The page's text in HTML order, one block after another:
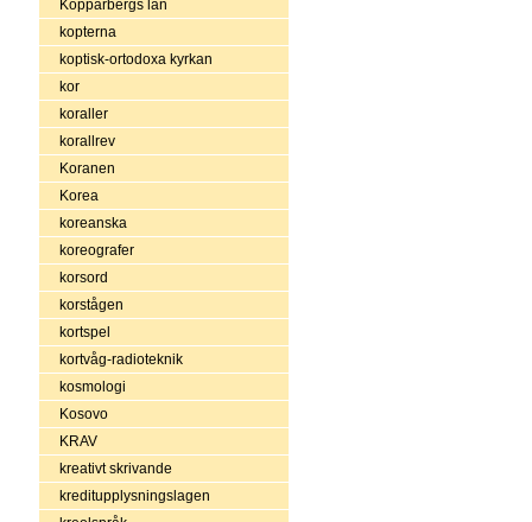
Kopparbergs län
kopterna
koptisk-ortodoxa kyrkan
kor
koraller
korallrev
Koranen
Korea
koreanska
koreografer
korsord
korstågen
kortspel
kortvåg-radioteknik
kosmologi
Kosovo
KRAV
kreativt skrivande
kreditupplysningslagen